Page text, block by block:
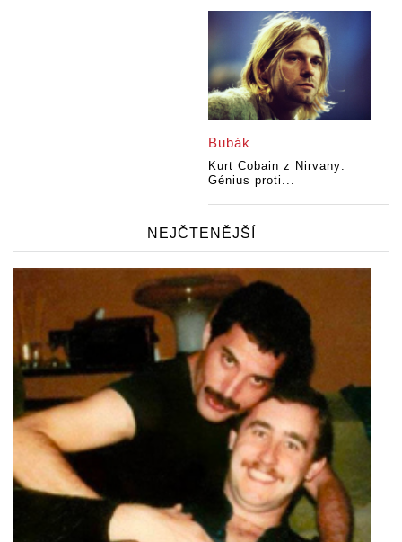
Bubák
Kurt Cobain z Nirvany:
Génius proti...
NEJČTENĚJŠÍ